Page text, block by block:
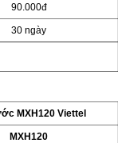
90.000đ
30 ngày
MXH120 Viettel
MXH120